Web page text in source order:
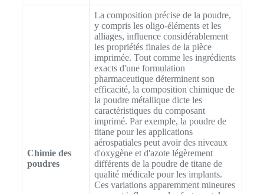
Chimie des
poudres
La composition précise de la poudre,
y compris les oligo-éléments et les
alliages, influence considérablement
les propriétés finales de la pièce
imprimée. Tout comme les ingrédients
exacts d'une formulation
pharmaceutique déterminent son
efficacité, la composition chimique de
la poudre métallique dicte les
caractéristiques du composant
imprimé. Par exemple, la poudre de
titane pour les applications
aérospatiales peut avoir des niveaux
d'oxygène et d'azote légèrement
différents de la poudre de titane de
qualité médicale pour les implants.
Ces variations apparemment mineures